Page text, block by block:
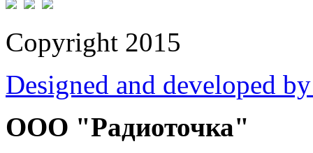
Copyright 2015
Designed and developed
ООО "Радиоточка"